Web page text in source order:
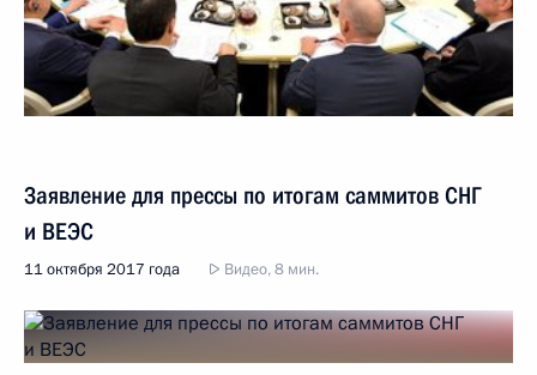
Заявление для прессы по итогам саммитов СНГ
и ВЕЭС
11 октября 2017 года Видео, 8 мин.